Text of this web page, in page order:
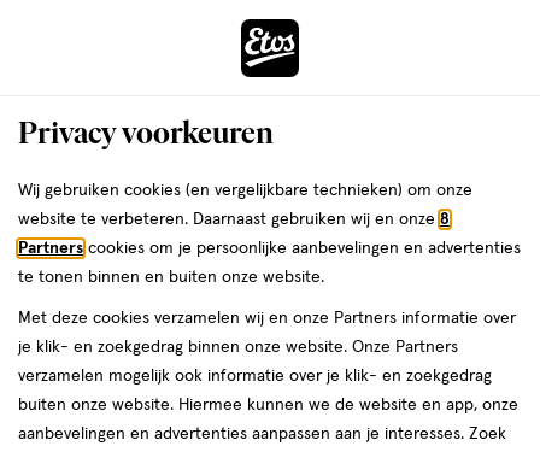
content
naar
de
zoekbalk
ga
footer
Voor 22:00 uur besteld,
Zoeken
Interactie
dit
veld
een
volledig
venster
met
geavanceerde
›
Weleda
Zóóómerdeals bij Etos! Shop nu
Je
bent
hier:
Maag & Darm
Lintworm: zo kan je
herkennen je of je er één
hebt!
Privacy voorkeuren
Wij gebruiken cookies (en vergelijkbare technieken) om onze
website te verbeteren. Daarnaast gebruiken wij en onze 8
Partners cookies om je persoonlijke aanbevelingen en advertenties
te tonen binnen en buiten onze website.
Met deze cookies verzamelen wij en onze Partners informatie over
je klik- en zoekgedrag binnen onze website. Onze Partners
verzamelen mogelijk ook informatie over je klik- en zoekgedrag
buiten onze website. Hiermee kunnen we de website en app, onze
aanbevelingen en advertenties aanpassen aan je interesses. Zoek